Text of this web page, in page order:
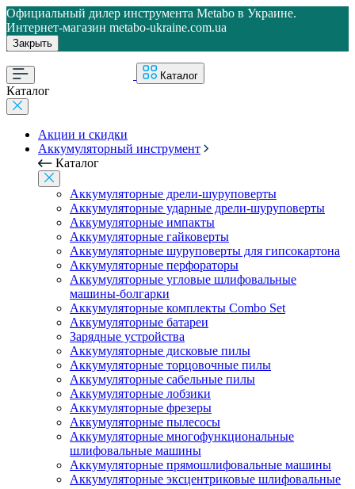
Официальный дилер инструмента Metabo в Украине.
Интернет-магазин metabo-ukraine.com.ua
Закрыть
Каталог
Каталог
Акции и скидки
Аккумуляторный инструмент
Каталог
Аккумуляторные дрели-шуруповерты
Аккумуляторные ударные дрели-шуруповерты
Аккумуляторные импакты
Аккумуляторные гайковерты
Аккумуляторные шуруповерты для гипсокартона
Аккумуляторные перфораторы
Аккумуляторные угловые шлифовальные
машины-болгарки
Аккумуляторные комплекты Combo Set
Аккумуляторные батареи
Зарядные устройства
Аккумуляторные дисковые пилы
Аккумуляторные торцовочные пилы
Аккумуляторные сабельные пилы
Аккумуляторные лобзики
Аккумуляторные фрезеры
Аккумуляторные пылесосы
Аккумуляторные многофункциональные
шлифовальные машины
Аккумуляторные прямошлифовальные машины
Аккумуляторные эксцентриковые шлифовальные